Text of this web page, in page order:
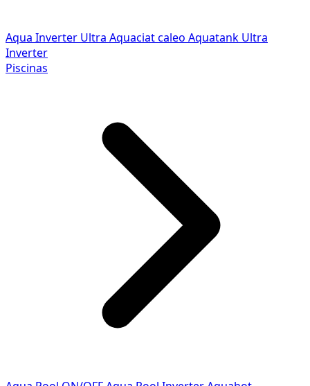
Aqua Inverter Ultra Aquaciat caleo Aquatank Ultra
Inverter
Piscinas